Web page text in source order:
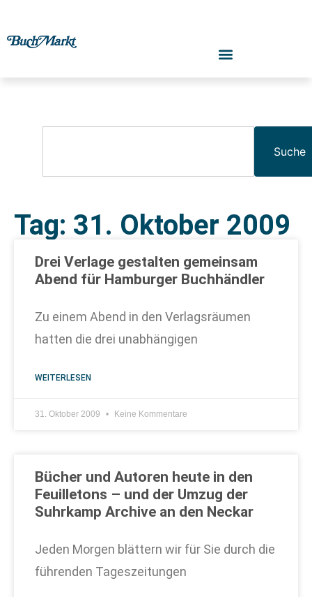
Suche
Tag: 31. Oktober 2009
Drei Verlage gestalten gemeinsam
Abend für Hamburger Buchhändler
Zu einem Abend in den Verlagsräumen
hatten die drei unabhängigen
WEITERLESEN
31. Oktober 2009 Keine Kommentare
Bücher und Autoren heute in den
Feuilletons – und der Umzug der
Suhrkamp Archive an den Neckar
Jeden Morgen blättern wir für Sie durch die
führenden Tageszeitungen